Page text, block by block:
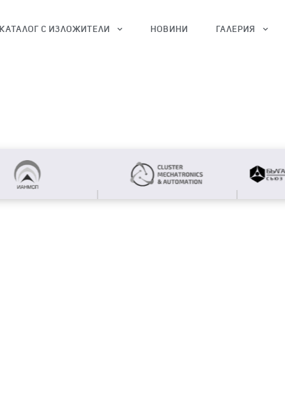
КАТАЛОГ С ИЗЛОЖИТЕЛИ НОВИНИ ГАЛЕРИЯ